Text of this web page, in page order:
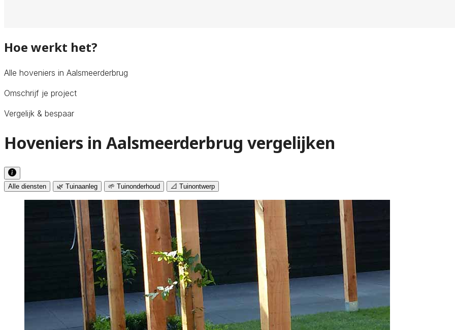
Hoe werkt het?
Alle hoveniers in Aalsmeerderbrug
Omschrijf je project
Vergelijk & bespaar
Hoveniers in Aalsmeerderbrug vergelijken
Alle diensten 🌿 Tuinaanleg 🌱 Tuinonderhoud 📐 Tuinontwerp